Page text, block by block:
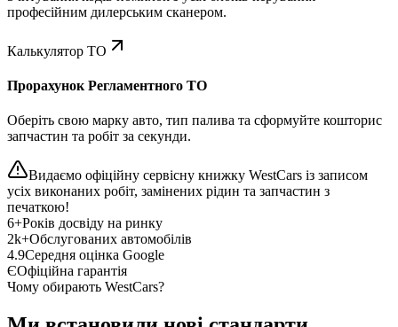
професійним дилерським сканером.
Калькулятор ТО
Прорахунок Регламентного ТО
Оберіть свою марку авто, тип палива та сформуйте кошторис
запчастин та робіт за секунди.
Видаємо офіційну сервісну книжку WestCars із записом
усіх виконаних робіт, замінених рідин та запчастин з
печаткою!
6+Років досвіду на ринку
2k+Обслугованих автомобілів
4.9Середня оцінка Google
ЄОфіційна гарантія
Чому обирають WestCars?